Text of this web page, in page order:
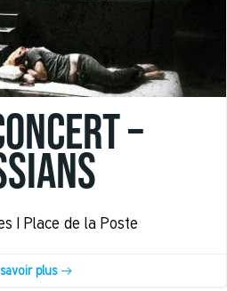
–
| Place de la Poste
plus